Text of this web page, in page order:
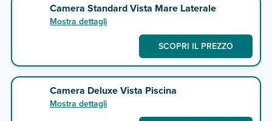
Camera Standard Vista Mare Laterale
Mostra dettagli
SCOPRI IL PREZZO
Camera Deluxe Vista Piscina
Mostra dettagli